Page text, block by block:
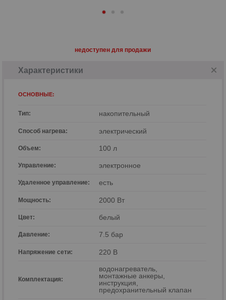
недоступен для продажи
Характеристики
ОСНОВНЫЕ:
Тип: накопительный
Способ нагрева: электрический
Объем: 100 л
Управление: электронное
Удаленное управление: есть
Мощность: 2000 Вт
Цвет: белый
Давление: 7.5 бар
Напряжение сети: 220 В
Комплектация:
водонагреватель,
монтажные анкеры,
инструкция,
предохранительный клапан